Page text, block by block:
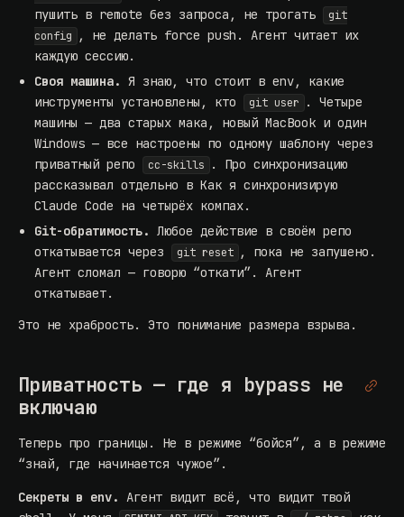
пушить в remote без запроса, не трогать
git
config
, не делать force push. Агент читает их
каждую сессию.
Своя машина. Я знаю, что стоит в env, какие
инструменты установлены, кто
git user
. Четыре
машины — два старых мака, новый MacBook и один
Windows — все настроены по одному шаблону через
приватный репо
cc-skills
. Про синхронизацию
рассказывал отдельно вКак я синхронизирую
Claude Code на четырёх компах.
Git-обратимость. Любое действие в своём репо
откатывается через
git reset , пока не запушено.
Агент сломал — говорю “откати”. Агент
откатывает.
Это не храбрость. Это понимание размера взрыва.
Приватность — где я bypass не
включаю
Теперь про границы. Не в режиме “бойся”, а в режиме
“знай, где начинается чужое”.
Секреты в env. Агент видит всё, что видит твой